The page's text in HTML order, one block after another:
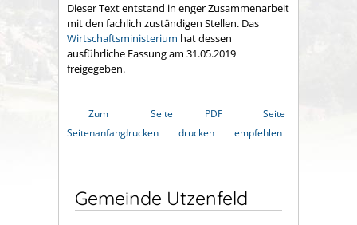
Dieser Text entstand in enger Zusammenarbeit
mit den fachlich zuständigen Stellen. Das
Wirtschaftsministerium hat dessen
ausführliche Fassung am 31.05.2019
freigegeben.
Zum
Seitenanfang
Seite
drucken
PDF
drucken
Seite
empfehlen
Gemeinde Utzenfeld